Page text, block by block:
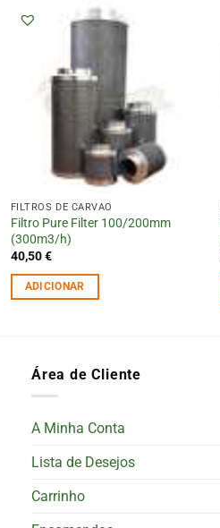
FILTROS DE CARVÃO
Filtro Pure Filter 100/200mm
(300m3/h)
40,50€
ADICIONAR
Área de Cliente
A Minha Conta
Lista de Desejos
Carrinho